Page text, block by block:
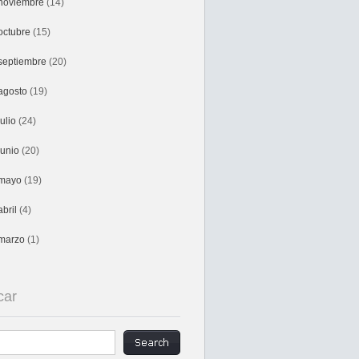
(14)
(15)
(20)
(19)
(24)
(20)
(19)
(4)
(1)